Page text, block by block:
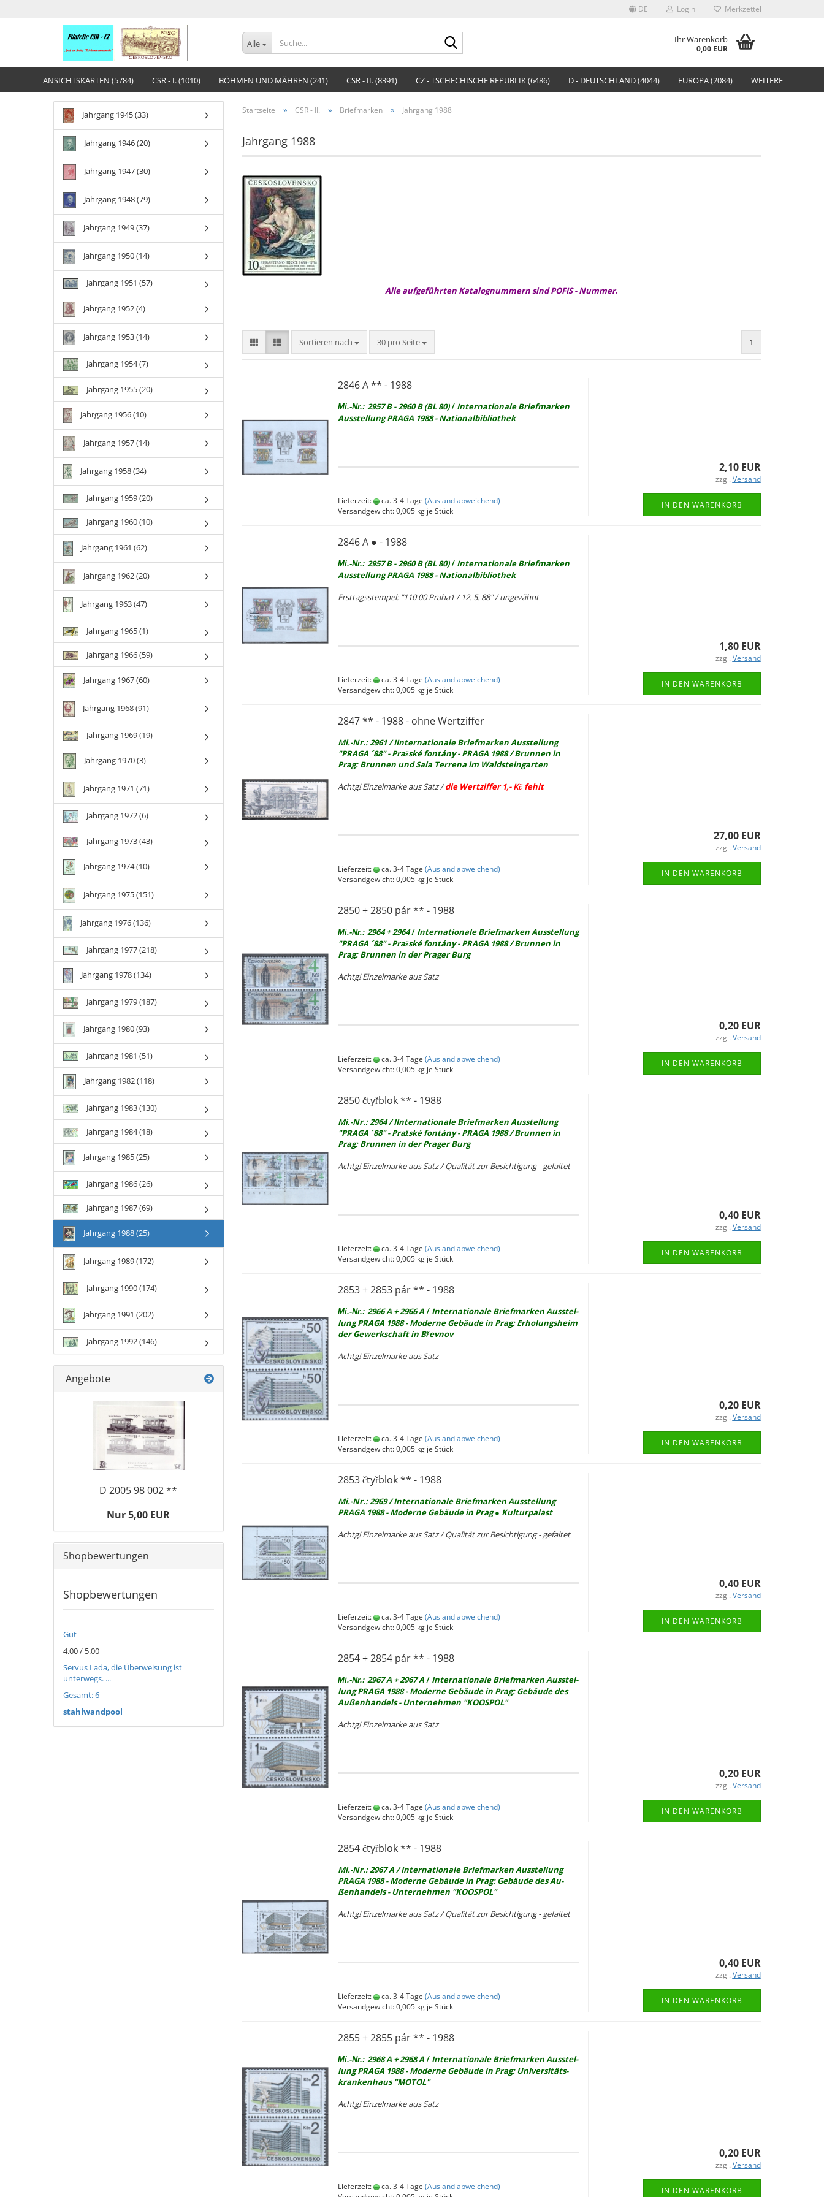
DE Login Merkzettel
Alle Ihr Warenkorb
0,00 EUR
ANSICHTSKARTEN (5784) CSR - I. (1010) BÖHMEN UND MÄHREN (241) CSR - II. (8391) CZ - TSCHECHISCHE REPUBLIK (6486) D - DEUTSCHLAND (4044) EUROPA (2084) WEITERE
Startseite » CSR - II. » Briefmarken » Jahrgang 1988
Jahrgang 1988
Alle aufgeführten Katalognummern sind POFIS - Nummer.
Sortieren nach
Sortieren nach 30 pro Seite
pro Seite 1
2846 A ** - 1988
Mi.-Nr.: 2957 B - 2960 B (BL 80)/ In­ter­na­tio­na­le Brief­mar­ken
Aus­stel­lung PRAGA 1988 - Na­tio­nal­bi­blio­thek
Lieferzeit: ca. 3-4 Tage (Ausland abweichend)
Versandgewicht:0,005kg je Stück
2,10 EUR
zzgl. Versand
IN DEN WARENKORB
2846 A ● - 1988
Mi.-Nr.: 2957 B - 2960 B (BL 80)/ In­ter­na­tio­na­le Brief­mar­ken
Aus­stel­lung PRAGA 1988 - Na­tio­nal­bi­blio­thek
Erst­tags­stem­pel: "110 00 Praha1 / 12. 5. 88" / un­ge­zähnt
Lieferzeit: ca. 3-4 Tage (Ausland abweichend)
Versandgewicht:0,005kg je Stück
1,80 EUR
zzgl. Versand
IN DEN WARENKORB
2847 ** - 1988 - ohne Wert­zif­fer
Mi.-Nr.: 2961 / IIn­ter­na­tio­na­le Brief­mar­ken Aus­stel­lung
"PRAGA ´88" - Pražské fontány - PRAGA 1988 / Brun­nen in
Prag: Brun­nen und Sala Terre­na im Wald­stein­gar­ten
Achtg! Ein­zel­mar­ke aus Satz /die Wert­zif­fer 1,- Kč fehlt
Lieferzeit: ca. 3-4 Tage (Ausland abweichend)
Versandgewicht:0,005kg je Stück
27,00 EUR
zzgl. Versand
IN DEN WARENKORB
2850 + 2850 pár ** - 1988
Mi.-Nr.: 2964 + 2964/ In­ter­na­tio­na­le Brief­mar­ken Aus­stel­lung
"PRAGA ´88" - Pražské fontány - PRAGA 1988 / Brun­nen in
Prag: Brun­nen in der Pra­ger Burg
Achtg! Ein­zel­mar­ke aus Satz
Lieferzeit: ca. 3-4 Tage (Ausland abweichend)
Versandgewicht:0,005kg je Stück
0,20 EUR
zzgl. Versand
IN DEN WARENKORB
2850 čtyřblok ** - 1988
Mi.-Nr.: 2964 / IIn­ter­na­tio­na­le Brief­mar­ken Aus­stel­lung
"PRAGA ´88" - Pražské fontány - PRAGA 1988 / Brun­nen in
Prag: Brun­nen in der Pra­ger Burg
Achtg! Ein­zel­mar­ke aus Satz / Qua­li­tät zur Be­sich­ti­gung - ge­fal­tet
Lieferzeit: ca. 3-4 Tage (Ausland abweichend)
Versandgewicht:0,005kg je Stück
0,40 EUR
zzgl. Versand
IN DEN WARENKORB
2853 + 2853 pár ** - 1988
Mi.-Nr.: 2966 A + 2966 A/ In­ter­na­tio­na­le Brief­mar­ken Aus­stel­
lung PRAGA 1988 - Mo­der­ne Ge­bäu­de in Prag: Er­ho­lungs­heim
der Ge­werk­schaft in Břevnov
Achtg! Ein­zel­mar­ke aus Satz
Lieferzeit: ca. 3-4 Tage (Ausland abweichend)
Versandgewicht:0,005kg je Stück
0,20 EUR
zzgl. Versand
IN DEN WARENKORB
2853 čtyřblok ** - 1988
Mi.-Nr.: 2969 / In­ter­na­tio­na­le Brief­mar­ken Aus­stel­lung
PRAGA 1988 - Mo­der­ne Ge­bäu­de in Prag ● Kul­tur­pa­last
Achtg! Ein­zel­mar­ke aus Satz / Qua­li­tät zur Be­sich­ti­gung - ge­fal­tet
Lieferzeit: ca. 3-4 Tage (Ausland abweichend)
Versandgewicht:0,005kg je Stück
0,40 EUR
zzgl. Versand
IN DEN WARENKORB
2854 + 2854 pár ** - 1988
Mi.-Nr.: 2967 A + 2967 A/ In­ter­na­tio­na­le Brief­mar­ken Aus­stel­
lung PRAGA 1988 - Mo­der­ne Ge­bäu­de in Prag: Ge­bäu­de des
Au­ßen­han­dels - Un­ter­neh­men "KOOS­POL"
Achtg! Ein­zel­mar­ke aus Satz
Lieferzeit: ca. 3-4 Tage (Ausland abweichend)
Versandgewicht:0,005kg je Stück
0,20 EUR
zzgl. Versand
IN DEN WARENKORB
2854 čtyřblok ** - 1988
Mi.-Nr.: 2967 A / In­ter­na­tio­na­le Brief­mar­ken Aus­stel­lung
PRAGA 1988 - Mo­der­ne Ge­bäu­de in Prag: Ge­bäu­de des Au­
ßen­han­dels - Un­ter­neh­men "KOOS­POL"
Achtg! Ein­zel­mar­ke aus Satz / Qua­li­tät zur Be­sich­ti­gung - ge­fal­tet
Lieferzeit: ca. 3-4 Tage (Ausland abweichend)
Versandgewicht:0,005kg je Stück
0,40 EUR
zzgl. Versand
IN DEN WARENKORB
2855 + 2855 pár ** - 1988
Mi.-Nr.: 2968 A + 2968 A/ In­ter­na­tio­na­le Brief­mar­ken Aus­stel­
lung PRAGA 1988 - Mo­der­ne Ge­bäu­de in Prag: Uni­ver­si­täts­
kran­ken­haus "MOTOL"
Achtg! Ein­zel­mar­ke aus Satz
Lieferzeit: ca. 3-4 Tage (Ausland abweichend)
0,20 EUR
zzgl. Versand
IN DEN WARENKORB
Jahrgang 1945 (33)
Jahrgang 1946 (20)
Jahrgang 1947 (30)
Jahrgang 1948 (79)
Jahrgang 1949 (37)
Jahrgang 1950 (14)
Jahrgang 1951 (57)
Jahrgang 1952 (4)
Jahrgang 1953 (14)
Jahrgang 1954 (7)
Jahrgang 1955 (20)
Jahrgang 1956 (10)
Jahrgang 1957 (14)
Jahrgang 1958 (34)
Jahrgang 1959 (20)
Jahrgang 1960 (10)
Jahrgang 1961 (62)
Jahrgang 1962 (20)
Jahrgang 1963 (47)
Jahrgang 1965 (1)
Jahrgang 1966 (59)
Jahrgang 1967 (60)
Jahrgang 1968 (91)
Jahrgang 1969 (19)
Jahrgang 1970 (3)
Jahrgang 1971 (71)
Jahrgang 1972 (6)
Jahrgang 1973 (43)
Jahrgang 1974 (10)
Jahrgang 1975 (151)
Jahrgang 1976 (136)
Jahrgang 1977 (218)
Jahrgang 1978 (134)
Jahrgang 1979 (187)
Jahrgang 1980 (93)
Jahrgang 1981 (51)
Jahrgang 1982 (118)
Jahrgang 1983 (130)
Jahrgang 1984 (18)
Jahrgang 1985 (25)
Jahrgang 1986 (26)
Jahrgang 1987 (69)
Jahrgang 1988 (25)
Jahrgang 1989 (172)
Jahrgang 1990 (174)
Jahrgang 1991 (202)
Jahrgang 1992 (146)
Angebote
D 2005 98 002 **
Nur 5,00 EUR
Shopbewertungen
Shopbewertungen
Gut
4.00 / 5.00
Servus Lada, die Überweisung ist
unterwegs. ...
Gesamt: 6
stahlwandpool